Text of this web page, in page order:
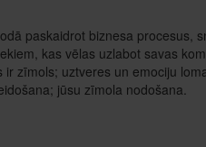
paskaidrot biznesa procesus,
kas vēlas uzlabot savas
zīmols; uztveres un emociju
jūsu zīmola nodošana.